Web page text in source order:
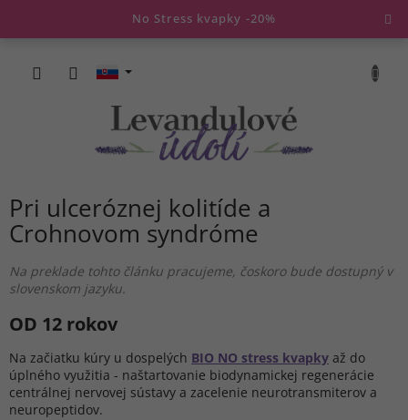
obsah
No Stress kvapky -20%
KOŠÍK
Pri ulceróznej kolitíde a
Crohnovom syndróme
Na preklade tohto článku pracujeme, čoskoro bude dostupný v
slovenskom jazyku.
OD 12 rokov
Na začiatku kúry u dospelých BIO NO stress kvapky až do
úplného využitia - naštartovanie biodynamickej regenerácie
centrálnej nervovej sústavy a zacelenie neurotransmiterov a
neuropeptidov.